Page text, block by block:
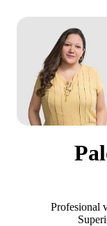
Profesional